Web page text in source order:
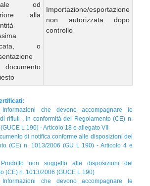
od
alla
o
Importazione/esportazione
non autorizzata dopo
controllo
che devono accompagnare le
rifiuti , in conformità del Regolamento (CE) n.
L 190) - Articolo 18 e allegato VII
di notifica conforme alle disposizioni del
(CE) n. 1013/2006 (GU L 190) - Articolo 4 e
non soggetto alle disposizioni del
(CE) n. 1013/2006 (GUCE L 190)
che devono accompagnare le